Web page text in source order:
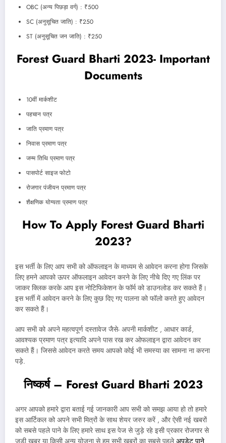
OBC (अन्य पिछड़ा वर्ग) : ₹500
SC (अनुसूचित जाति) : ₹250
ST (अनुसूचित जन जाति) : ₹250
Forest Guard Bharti 2023- Important
Documents
10वीं मार्कशीट
पहचान पत्र
जाति प्रमाण पत्र
निवास प्रमाण पत्र
जन्म तिथि प्रमाण पत्र
पासपोर्ट साइज फोटो
रोजगार पंजीयन प्रमाण पत्र
शैक्षणिक योग्यता प्रमाण पत्र
How To Apply Forest Guard Bharti
2023?
इस भर्ती के लिए आप सभी को ऑफलाइन के माध्यम से आवेदन करना होगा जिसके
लिए हमने आपको ऊपर ऑफलाइन आवेदन करने के लिए नीचे दिए गए लिंक पर
जाकर क्लिक करके आप इस नोटिफिकेशन के फॉर्म को डाउनलोड कर सकते हैं।
इस भर्ती में आवेदन करने के लिए कुछ दिए गए पालना को फॉलो करते हुए आवेदन
कर सकते हैं।
आप सभी को अपने महत्वपूर्ण दस्तावेज जैसे- अपनी मार्कशीट , आधार कार्ड,
आवश्यक प्रमाण पत्र इत्यादि अपने पास रख कर ओफलाइन द्वारा आवेदन कर
सकते हैं। जिससे आवेदन करते समय आपको कोई भी समस्या का सामना ना करना
पड़े.
निष्कर्ष – Forest Guard Bharti 2023
अगर आपको हमारे द्वारा बताई गई जानकारी आप सभी को समझ आया हो तो हमारे
इस आर्टिकल को अपने सभी मित्रों के साथ शेयर जरुर करें , और ऐसी नई खबरों
को सबसे पहले पाने के लिए हमारे साथ इस पेज से जुड़े रहे इसी प्रकार रोजगार से